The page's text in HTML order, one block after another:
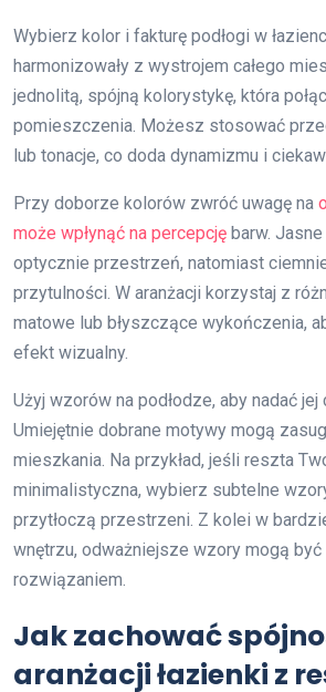
Wybierz kolor i fakturę podłogi w
harmonizowały z wystrojem całego
jednolitą, spójną kolorystykę, która
pomieszczenia. Możesz stosować
lub tonacje, co doda dynamizmu i
Przy doborze kolorów zwróć uwagę na
może wpłynąć na percepcję barw.
optycznie przestrzeń, natomiast
przytulności. W aranżacji korzystaj z
matowe lub błyszczące wykończenia,
efekt wizualny.
Użyj wzorów na podłodze, aby nadać jej
Umiejętnie dobrane motywy mogą
mieszkania. Na przykład, jeśli reszta
minimalistyczna, wybierz subtelne
przytłoczą przestrzeni. Z kolei w
wnętrzu, odważniejsze wzory mogą być
rozwiązaniem.
Jak zachować
aranżacji łazienki z